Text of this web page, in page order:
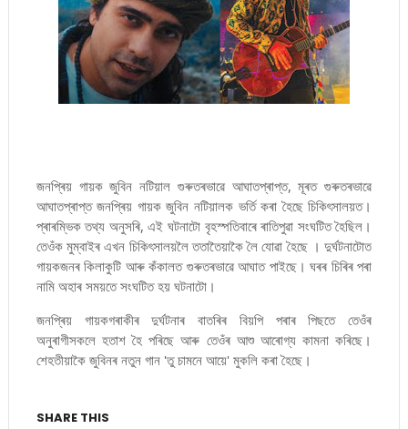
জনপ্ৰিয় গায়ক জুবিন নটিয়াল গুৰুতৰভাৱে আঘাতপ্ৰাপ্ত, মূৰত গুৰুতৰভাৱে
আঘাতপ্ৰাপ্ত জনপ্ৰিয় গায়ক জুবিন নটিয়ালক ভৰ্তি কৰা হৈছে চিকিৎসালয়ত।
প্ৰাৰম্ভিক তথ্য অনুসৰি, এই ঘটনাটো বৃহস্পতিবাৰে ৰাতিপুৱা সংঘটিত হৈছিল।
তেওঁক মুম্বাইৰ এখন চিকিৎসালয়লৈ ততাতৈয়াকৈ লৈ যোৱা হৈছে । দুৰ্ঘটনাটোত
গায়কজনৰ কিলাকুটি আৰু কঁকালত গুৰুতৰভাৱে আঘাত পাইছে। ঘৰৰ চিৰিৰ পৰা
নামি অহাৰ সময়তে সংঘটিত হয় ঘটনাটো।
জনপ্ৰিয় গায়কগৰাকীৰ দুৰ্ঘটনাৰ বাতৰিৰ বিয়পি পৰাৰ পিছতে তেওঁৰ
অনুৰাগীসকলে হতাশ হৈ পৰিছে আৰু তেওঁৰ আশু আৰোগ্য কামনা কৰিছে।
শেহতীয়াকৈ জুবিনৰ নতুন গান 'তু চামনে আয়ে' মুকলি কৰা হৈছে।
SHARE THIS